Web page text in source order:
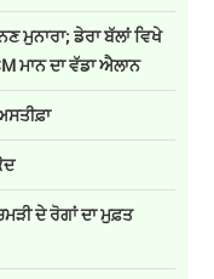
ਮੁਨਾਰਾ; ਡੇਰਾ ਬੱਲਾਂ ਵਿਖੇ
ਮਾਨ ਦਾ ਵੱਡਾ ਐਲਾਨ
ਦੇ ਰੋਗਾਂ ਦਾ ਮੁਫ਼ਤ